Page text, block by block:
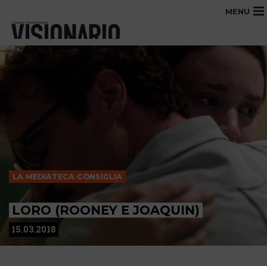
MENU
LA MEDIATECA CONSIGLIA
LORO (ROONEY E JOAQUIN)
15.03.2018